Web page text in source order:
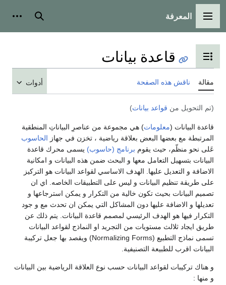
القائمة الرئيسية
المعرفة بحث
تبديل عرض جدول المحتويات
قاعدة بيانات
مقالة ناقش هذه الصفحة أدوات
(تم التحويل من قواعد بيانات)
قاعدة البيانات (معلومات) هي مجموعة من عناصرِ البياناتِ المنطقية
المرتبطة مع بعضها البعض بعلاقة رياضية ، تخزن في جهاز الحاسوب
عَلى نحو منظّم، حيث يقوم برنامج (حاسوب) يسمى محرك قاعدة
البيانات بتسهيل التعامل معها و البحث ضمن هذه البيانات و امكانية
الاضافة و التعديل عليها. الهدف الاساسي لقواعد البيانات هو التركيز
على طريقة تنظيم البيانات و ليس على التطبيقات الخاصه. اي ان
تصميم البيانات بحيث تكون خالية من التكرار و يمكن استرجاعها و
تعديلها و الاضافة عليها دون المشاكل التي يمكن ان تحدث مع و جود
التكرار فيها هو الهدف الرئيسي لمصمم قاعدة البيانات. يتم ذلك عن
طريق ايجاد ثلالث مستويات من التجريد او النماذج لقواعد البيانات
تسمى نماذج التطبيع (Normalizing Forms) ويقصد بها جعل تركيبة
البيانات اقرب للطبيعة التصنيفية.
و هناك تركيبات لقواعد البيانات حسب نوع العلاقة الرياضية بين البيانات
و منها :